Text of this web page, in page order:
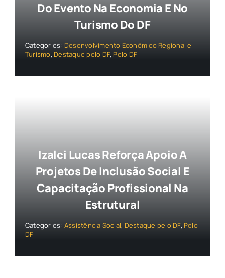
Do Evento Na Economia E No
Turismo Do DF
Categories: Desenvolvimento Econômico Regional e
Turismo, Destaque pelo DF, Pelo DF
Izalci Lucas Reforça Apoio A
Projetos De Inclusão Social E
Capacitação Profissional Na
Estrutural
Categories: Assistência Social, Destaque pelo DF, Pelo
DF